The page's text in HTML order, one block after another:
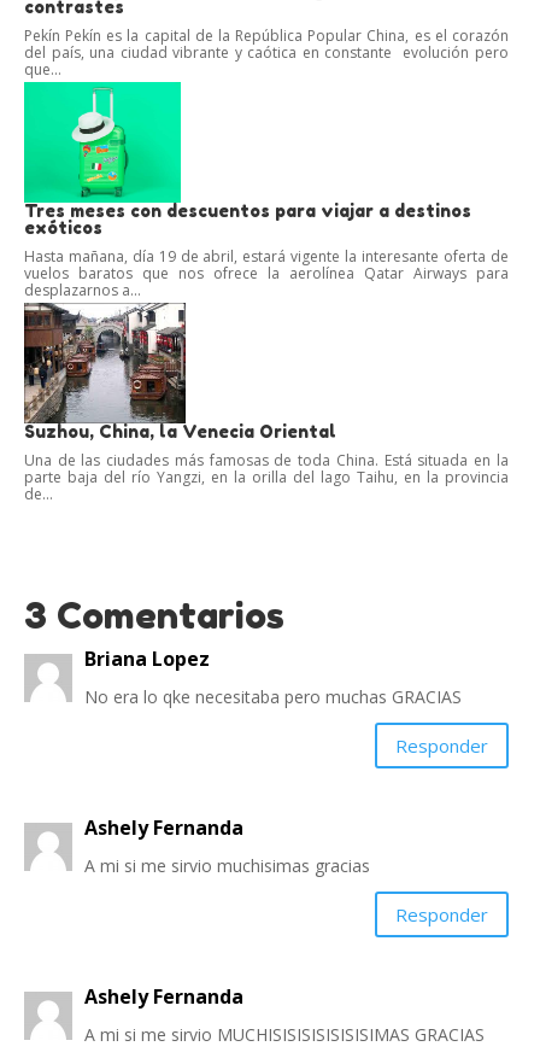
contrastes
Pekín Pekín es la capital de la República Popular China, es el corazón
del país, una ciudad vibrante y caótica en constante evolución pero
que...
Tres meses con descuentos para viajar a destinos
exóticos
Hasta mañana, día 19 de abril, estará vigente la interesante oferta de
vuelos baratos que nos ofrece la aerolínea Qatar Airways para
desplazarnos a...
Suzhou, China, la Venecia Oriental
Una de las ciudades más famosas de toda China. Está situada en la
parte baja del río Yangzi, en la orilla del lago Taihu, en la provincia
de...
3 Comentarios
Briana Lopez
No era lo qke necesitaba pero muchas GRACIAS
Responder
Ashely Fernanda
A mi si me sirvio muchisimas gracias
Responder
Ashely Fernanda
A mi si me sirvio MUCHISISISISISISISIMAS GRACIAS